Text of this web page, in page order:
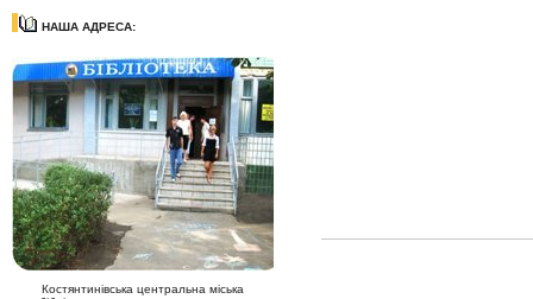
НАША АДРЕСА:
Костянтинівська центральна міська